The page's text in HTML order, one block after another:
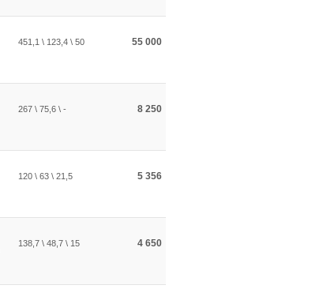
451,1 \ 123,4 \ 50 55 000
267 \ 75,6 \ - 8 250
120 \ 63 \ 21,5 5 356
138,7 \ 48,7 \ 15 4 650